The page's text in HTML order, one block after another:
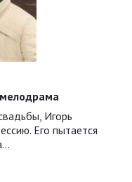
мелодрама
Игорь
Его пытается